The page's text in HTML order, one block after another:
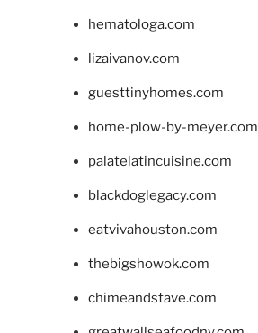
hematologa.com
lizaivanov.com
guesttinyhomes.com
home-plow-by-meyer.com
palatelatincuisine.com
blackdoglegacy.com
eatvivahouston.com
thebigshowok.com
chimeandstave.com